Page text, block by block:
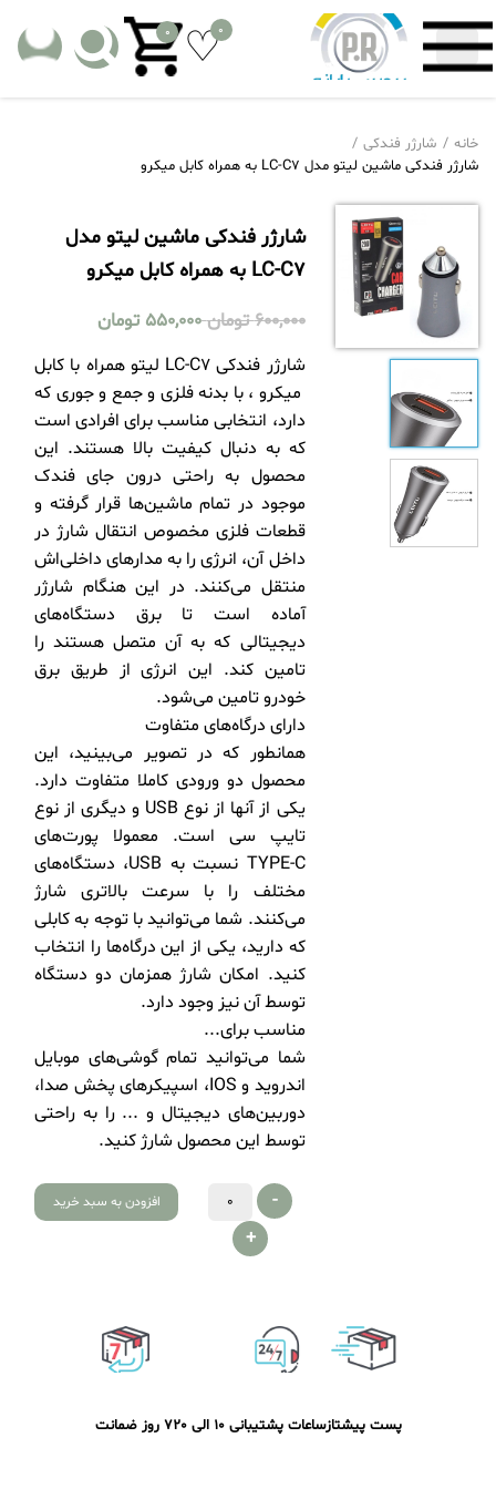
0
0
خانه
شارژر فندکی
شارژر فندکی ماشین لیتو مدل LC-C7 به همراه کابل میکرو
شارژر فندکی ماشین لیتو مدل
LC-C7 به همراه کابل میکرو
600,000 تومان 550,000 تومان
شارژر فندکی LC-C7 لیتو همراه با کابل
میکرو ، با بدنه فلزی و جمع و جوری که
دارد، انتخابی مناسب برای افرادی است
که به دنبال کیفیت بالا هستند. این
محصول به راحتی درون جای فندک
موجود در تمام ماشین‌ها قرار گرفته و
قطعات فلزی مخصوص انتقال شارژ در
داخل آن، انرژی را به مدارهای داخلی‌اش
منتقل می‌کنند. در این هنگام شارژر
آماده است تا برق دستگاه‌های
دیجیتالی که به آن متصل هستند را
تامین کند. این انرژی از طریق برق
خودرو تامین می‌شود.
دارای درگاه‌های متفاوت
همانطور که در تصویر می‌بینید، این
محصول دو ورودی کاملا متفاوت دارد.
یکی از آنها از نوع USB و دیگری از نوع
تایپ سی است. معمولا پورت‌های
TYPE-C نسبت به USB، دستگاه‌های
مختلف را با سرعت بالاتری شارژ
می‌کنند. شما می‌توانید با توجه به کابلی
که دارید، یکی از این درگاه‌ها را انتخاب
کنید. امکان شارژ همزمان دو دستگاه
توسط آن نیز وجود دارد.
مناسب برای...
شما می‌توانید تمام گوشی‌های موبایل
اندروید و IOS، اسپیکرهای پخش صدا،
دوربین‌های دیجیتال و ... را به راحتی
توسط این محصول شارژ کنید.
-
+
افزودن به سبد خرید
پست پیشتازساعات پشتیبانی 10 الی 20 7 روز ضمانت